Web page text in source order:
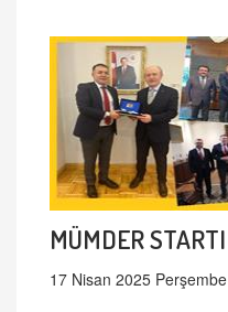
MÜMDER
17 Nisan 2025 Perşembe